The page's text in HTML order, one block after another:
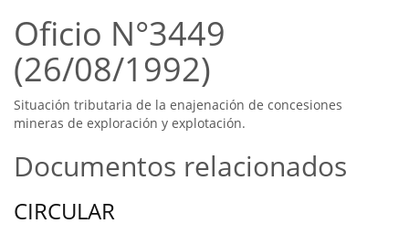
Oficio N°3449
(26/08/1992)
Situación tributaria de la enajenación de concesiones
mineras de exploración y explotación.
Documentos relacionados
CIRCULAR